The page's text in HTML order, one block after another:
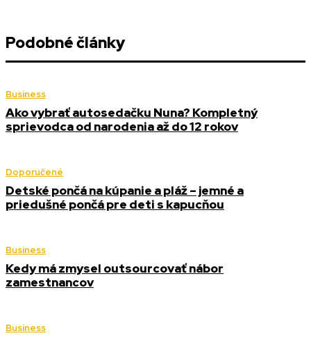
Podobné články
Business
Ako vybrať autosedačku Nuna? Kompletný
sprievodca od narodenia až do 12 rokov
Doporučené
Detské pončá na kúpanie a pláž – jemné a
priedušné pončá pre deti s kapucňou
Business
Kedy má zmysel outsourcovať nábor
zamestnancov
Business